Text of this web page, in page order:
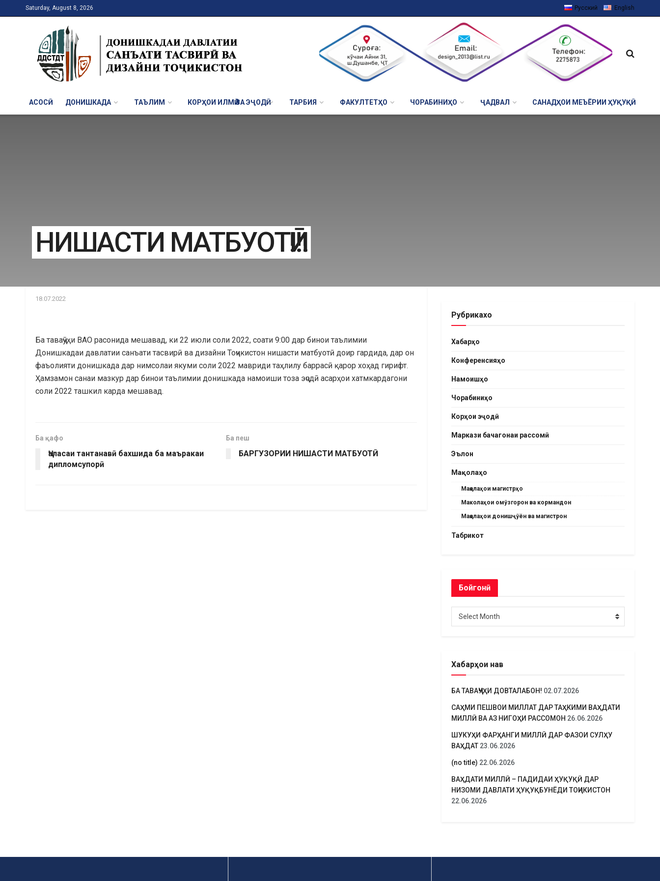
Saturday, August 8, 2026 Русский English
АСОСӢ ДОНИШКАДА ТАЪЛИМ КОРҲОИ ИЛМӢ ВА ЭҶОДӢ ТАРБИЯ ФАКУЛТЕТҲО ЧОРАБИНИҲО ҶАДВАЛ САНАДҲОИ МЕЪЁРИИ ҲУҚУҚӢ
НИШАСТИ МАТБУОТӢ!!!
18.07.2022
Ба таваҷҷӯҳи ВАО расонида мешавад, ки 22 июли соли 2022, соати 9:00 дар бинои таълимии
Донишкадаи давлатии санъати тасвирӣ ва дизайни Тоҷикистон нишасти матбуотӣ доир гардида, дар он
фаъолияти донишкада дар нимсолаи якуми соли 2022 мавриди таҳлилу баррасӣ қарор хоҳад гирифт.
Ҳамзамон санаи мазкур дар бинои таълимии донишкада намоиши тоза эҷодӣ асарҳои хатмкардагони
соли 2022 ташкил карда мешавад.
Ба қафо
Ҷаласаи тантанавӣ бахшида ба маъракаи
дипломсупорӣ
Ба пеш
БАРГУЗОРИИ НИШАСТИ МАТБУОТӢ
Рубрикахо
Хабарҳо
Конференсияҳо
Намоишҳо
Чорабиниҳо
Корҳои эҷодӣ
Маркази бачагонаи рассомӣ
Эълон
Мақолаҳо
Мақолаҳои магистрҳо
Маколаҳои омӯзгорон ва кормандон
Мақолаҳои донишҷӯён ва магистрон
Табрикот
Бойгонӣ
Select Month
Хабарҳои нав
БА ТАВАҶҶУҲИ ДОВТАЛАБОН! 02.07.2026
САҲМИ ПЕШВОИ МИЛЛАТ ДАР ТАҲКИМИ ВАҲДАТИ
МИЛЛӢ ВА АЗ НИГОҲИ РАССОМОН 26.06.2026
ШУКУҲИ ФАРҲАНГИ МИЛЛӢ ДАР ФАЗОИ СУЛҲУ
ВАҲДАТ 23.06.2026
(no title) 22.06.2026
ВАҲДАТИ МИЛЛӢ – ПАДИДАИ ҲУҚУҚӢ ДАР
НИЗОМИ ДАВЛАТИ ҲУҚУҚБУНЁДИ ТОҶИКИСТОН
22.06.2026